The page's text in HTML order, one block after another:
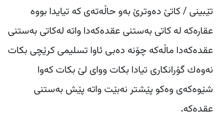
‎تێبینی / کاتێ دەوترێ بەو حاڵەتەی کە تیایدا بووە
عقارەکە لە کاتی بەستنی عقدەکەدا واتە لەکاتی بەستنی
عقدەکەدا ماڵەکە چۆنە دەبی ئاوا تسلیمی کرێچی بکات
نەوەك گۆرانکاری تیادا بکات ووای لێ بکات کەوا
شێوەکەی وەکو پێشتر نەبێت واتە پێش بەستنی
عقدەکە.